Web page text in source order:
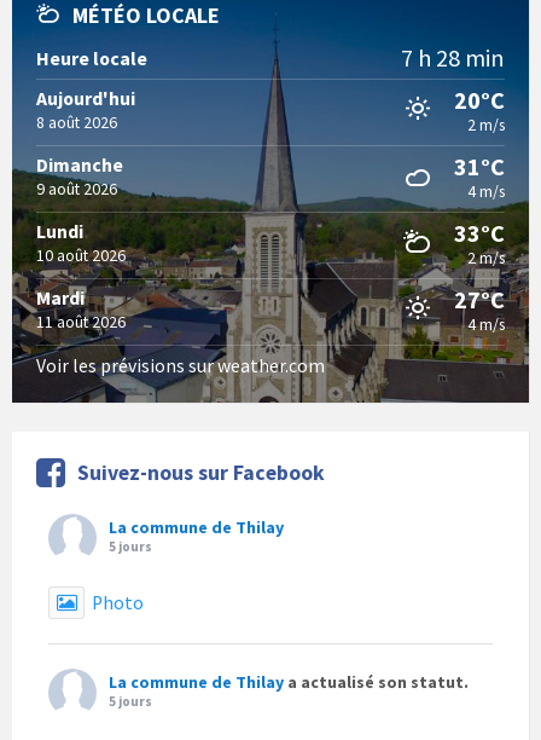
MÉTÉO LOCALE
Heure locale 7 h 28 min
Aujourd'hui
8 août 2026
20°C
2 m/s
Dimanche
9 août 2026
31°C
4 m/s
Lundi
10 août 2026
33°C
2 m/s
Mardi
11 août 2026
27°C
4 m/s
Voir les prévisions sur weather.com
Suivez-nous sur Facebook
La commune de Thilay
5 jours
Photo
La commune de Thilay a actualisé son statut.
5 jours